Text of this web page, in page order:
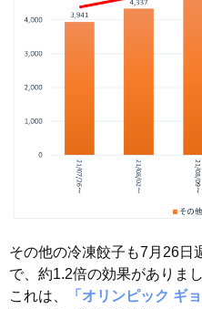
その他の冷凍餃子も7月26日
で、約1.2倍の効果がありまし
これは、
「オリンピック ギョ